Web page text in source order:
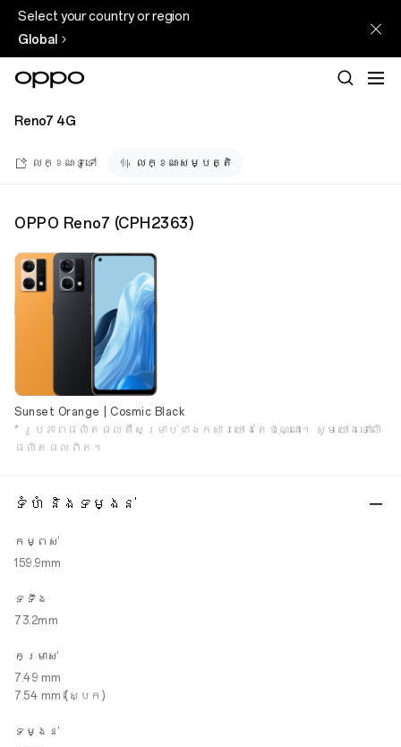
Select your country or region
Global
Reno7 4G
លក្ខណៈទូទៅ លក្ខណៈសម្បត្តិ
OPPO Reno7 (CPH2363)
Sunset Orange | Cosmic Black
* រូបភាពផលិតផលគឺសម្រាប់ជាឯកសារយោងតែប៉ុណ្ណោះ។ សូមយោងទៅលើ
ផលិតផលពិត។
ទំហំ និងទម្ងន់
កម្ពស់
159.9mm
ទទឹង
73.2mm
កម្រាស់
7.49 mm
7.54 mm (ស្បែក)
ទម្ងន់